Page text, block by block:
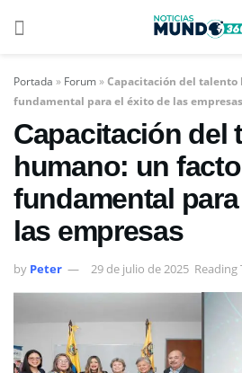
Portada » Forum»Capacitación del
fundamental para el éxito de las empresas
Capacitación del
humano: un
fundamental
las empresas
by Peter 29 de julio de 2025 Reading